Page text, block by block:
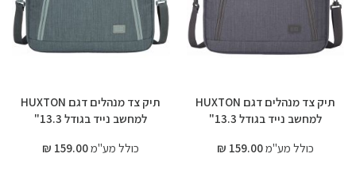
תיק צד מנהלים דגם HUXTON
למחשב נייד בגודל 13.3"
כולל מע"מ159.00 ₪
תיק צד מנהלים דגם HUXTON
למחשב נייד בגודל 13.3"
כולל מע"מ159.00 ₪